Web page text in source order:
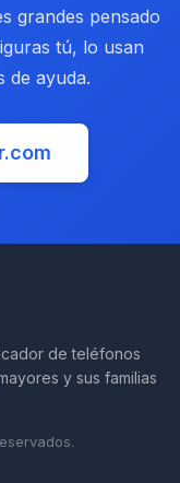
grandes pensado
tú, lo usan
de ayuda.
new tab)
de teléfonos
y sus familias